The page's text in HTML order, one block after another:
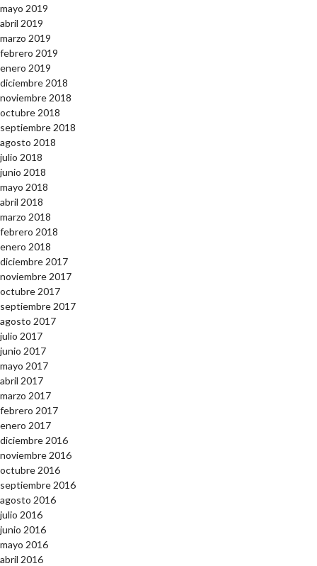
mayo 2019
abril 2019
marzo 2019
febrero 2019
enero 2019
diciembre 2018
noviembre 2018
octubre 2018
septiembre 2018
agosto 2018
julio 2018
junio 2018
mayo 2018
abril 2018
marzo 2018
febrero 2018
enero 2018
diciembre 2017
noviembre 2017
octubre 2017
septiembre 2017
agosto 2017
julio 2017
junio 2017
mayo 2017
abril 2017
marzo 2017
febrero 2017
enero 2017
diciembre 2016
noviembre 2016
octubre 2016
septiembre 2016
agosto 2016
julio 2016
junio 2016
mayo 2016
abril 2016